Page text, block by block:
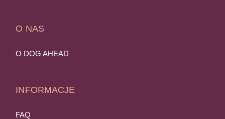
O NAS
O DOG AHEAD
INFORMACJE
FAQ